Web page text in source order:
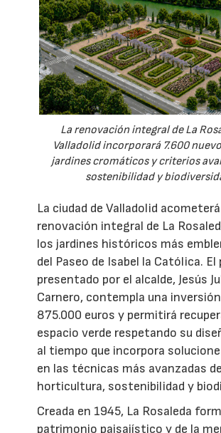
La renovación integral de La
Valladolid incorporará 7.600
jardines cromáticos y criterios
sostenibilidad y
La ciudad de Valladolid
renovación integral de La
los jardines históricos más
del Paseo de Isabel la Católica.
presentado por el alcalde, Jesús
Carnero, contempla una
875.000 euros y permitirá
espacio verde respetando su
al tiempo que incorpora
en las técnicas más avanzadas de
horticultura, sostenibilidad y
Creada en 1945, La Rosaleda
patrimonio paisajístico y de la